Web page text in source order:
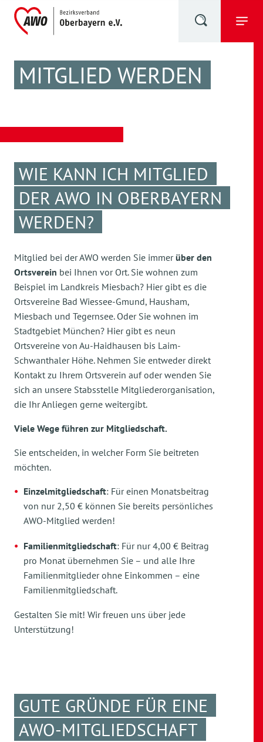
MITGLIED WERDEN
WIE KANN ICH MITGLIED
DER AWO IN OBERBAYERN
WERDEN?
Mitglied bei der AWO werden Sie immerüber den
Ortsverein bei Ihnen vor Ort. Sie wohnen zum
Beispiel im Landkreis Miesbach? Hier gibt es die
Ortsvereine Bad Wiessee-Gmund, Hausham,
Miesbach und Tegernsee. Oder Sie wohnen im
Stadtgebiet München? Hier gibt es neun
Ortsvereine von Au-Haidhausen bis Laim-
Schwanthaler Höhe. Nehmen Sie entweder direkt
Kontakt zu Ihrem Ortsverein auf oder wenden Sie
sich an unsere Stabsstelle Mitgliederorganisation,
die Ihr Anliegen gerne weitergibt.
Viele Wege führen zur Mitgliedschaft.
Sie entscheiden, in welcher Form Sie beitreten
möchten.
Einzelmitgliedschaft: Für einen Monatsbeitrag
von nur 2,50 € können Sie bereits persönliches
AWO-Mitglied werden!
Familienmitgliedschaft: Für nur 4,00 € Beitrag
pro Monat übernehmen Sie – und alle Ihre
Familienmitglieder ohne Einkommen – eine
Familienmitgliedschaft.
Gestalten Sie mit! Wir freuen uns über jede
Unterstützung!
GUTE GRÜNDE FÜR EINE
AWO-MITGLIEDSCHAFT